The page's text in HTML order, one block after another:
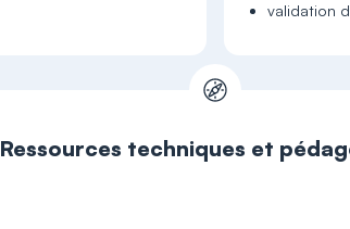
validation
Ressources techniques et